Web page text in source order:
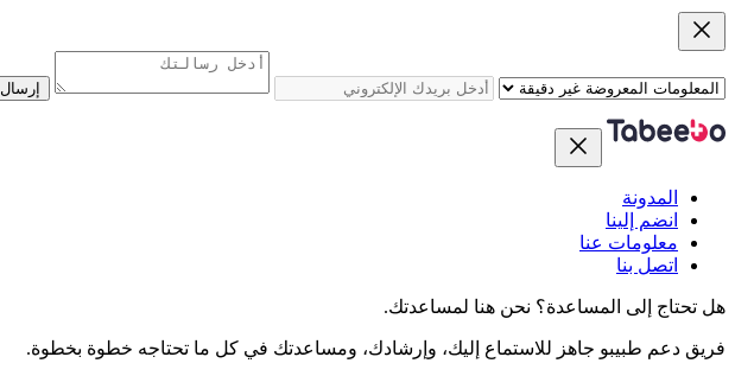
إرسال
المدونة
انضم إلينا
معلومات عنا
اتصل بنا
هل تحتاج إلى المساعدة؟ نحن هنا لمساعدتك.
فريق دعم طبيبو جاهز للاستماع إليك، وإرشادك، ومساعدتك في كل ما تحتاجه خطوة بخطوة.